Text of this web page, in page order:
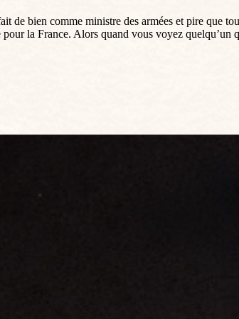
bien comme ministre des armées et pire que
la France. Alors quand vous voyez quelqu’un